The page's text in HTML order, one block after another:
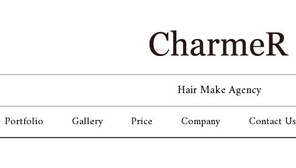
Hair Make Agency
Portfolio Gallery Price Company Contact Us